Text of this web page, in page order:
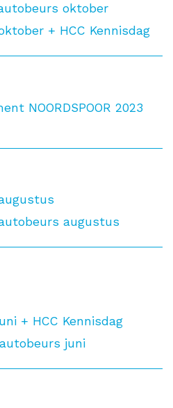
oktober
+ HCC Kennisdag
NOORDSPOOR 2023
augustus
+ HCC Kennisdag
juni